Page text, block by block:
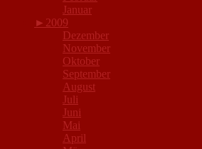
Januar
► 2009
Dezember
November
Oktober
September
August
Juli
Juni
Mai
April